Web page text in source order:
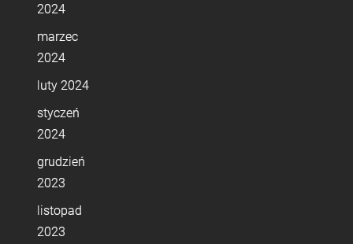
2024
marzec
2024
luty 2024
styczeń
2024
grudzień
2023
listopad
2023